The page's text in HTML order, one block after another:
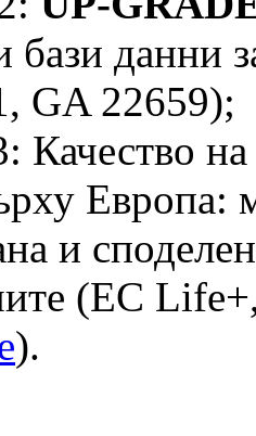
бази данни
GA 22659);
Качество
Европа:
и
(EC
).